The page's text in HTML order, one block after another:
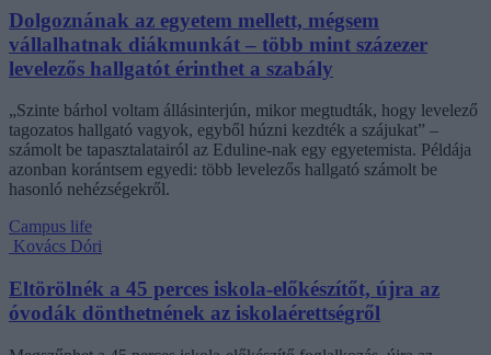
Dolgoznának az egyetem mellett, mégsem
vállalhatnak diákmunkát – több mint százezer
levelezős hallgatót érinthet a szabály
„Szinte bárhol voltam állásinterjún, mikor megtudták, hogy levelező
tagozatos hallgató vagyok, egyből húzni kezdték a szájukat” –
számolt be tapasztalatairól az Eduline-nak egy egyetemista. Példája
azonban korántsem egyedi: több levelezős hallgató számolt be
hasonló nehézségekről.
Campus life
Kovács Dóri
Eltörölnék a 45 perces iskola-előkészítőt, újra az
óvodák dönthetnének az iskolaérettségről